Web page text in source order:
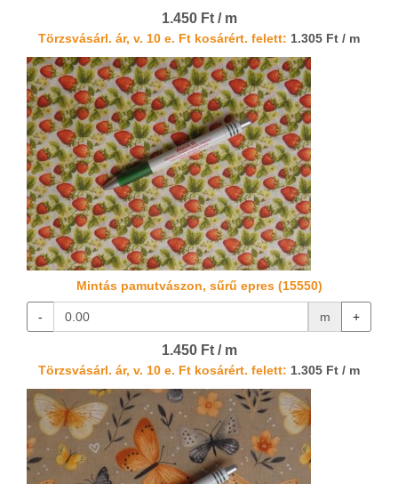
1.450 Ft / m
Törzsvásárl. ár, v. 10 e. Ft kosárért. felett: 1.305 Ft / m
Mintás pamutvászon, sűrű epres (15550)
- m +
1.450 Ft / m
Törzsvásárl. ár, v. 10 e. Ft kosárért. felett: 1.305 Ft / m